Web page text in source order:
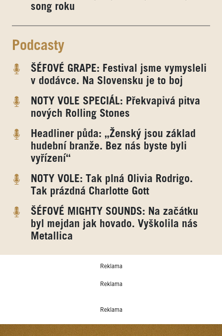
song roku
Podcasty
ŠÉFOVÉ GRAPE: Festival jsme vymysleli
v dodávce. Na Slovensku je to boj
NOTY VOLE SPECIÁL: Překvapivá pitva
nových Rolling Stones
Headliner půda: „Ženský jsou základ
hudební branže. Bez nás byste byli
vyřízení“
NOTY VOLE: Tak plná Olivia Rodrigo.
Tak prázdná Charlotte Gott
ŠÉFOVÉ MIGHTY SOUNDS: Na začátku
byl mejdan jak hovado. Vyškolila nás
Metallica
Reklama
Reklama
Reklama